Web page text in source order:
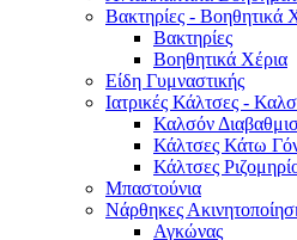
Βακτηρίες - Βοηθητικά
Βακτηρίες
Βοηθητικά Χέρια
Είδη Γυμναστικής
Ιατρικές Κάλτσες -
Καλσόν
Κάλτσες Κάτω
Κάλτσες
Μπαστούνια
Νάρθηκες
Αγκώνας